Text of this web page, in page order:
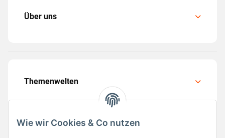
Wie wir Cookies & Co nutzen
Über uns
Themenwelten